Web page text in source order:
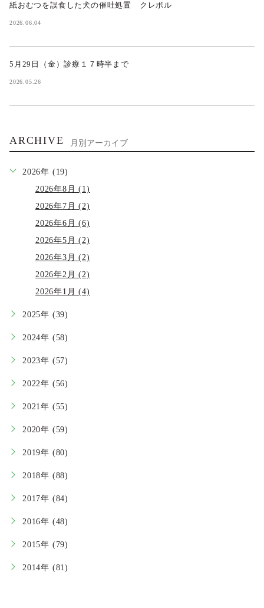
紙おむつを誤食した犬の催吐処置 クレボル
2026.06.04
5月29日（金）診療１７時半まで
2026.05.26
ARCHIVE 月別アーカイブ
2026年 (19)
2026年8月 (1)
2026年7月 (2)
2026年6月 (6)
2026年5月 (2)
2026年3月 (2)
2026年2月 (2)
2026年1月 (4)
2025年 (39)
2024年 (58)
2023年 (57)
2022年 (56)
2021年 (55)
2020年 (59)
2019年 (80)
2018年 (88)
2017年 (84)
2016年 (48)
2015年 (79)
2014年 (81)